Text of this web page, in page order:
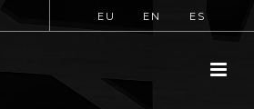
EU EN ES